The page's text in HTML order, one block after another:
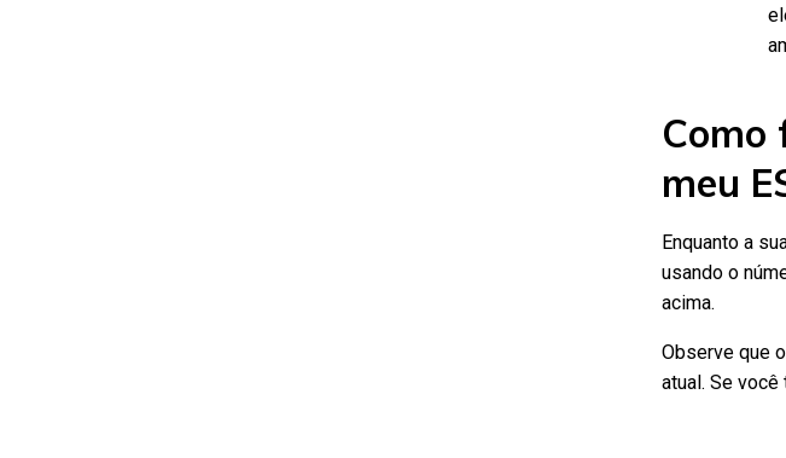
Como
meu
Enquanto a
usando o
acima.
Observe que
atual. Se